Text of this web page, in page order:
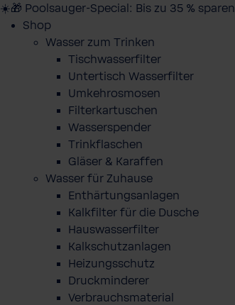
☀️🎁 Poolsauger-Special: Bis zu 35 % sparen
Shop
Wasser zum Trinken
Tischwasserfilter
Untertisch Wasserfilter
Umkehrosmosen
Filterkartuschen
Wasserspender
Trinkflaschen
Gläser & Karaffen
Wasser für Zuhause
Enthärtungsanlagen
Kalkfilter für die Dusche
Hauswasserfilter
Kalkschutzanlagen
Heizungsschutz
Druckminderer
Verbrauchsmaterial